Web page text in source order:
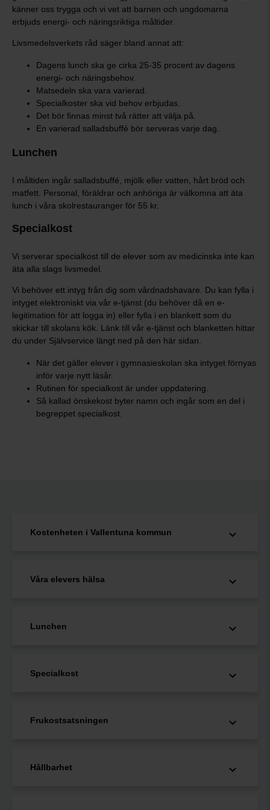
känner oss trygga och vi vet att barnen och ungdomarna
erbjuds energi- och näringsriktiga måltider.
Livsmedelsverkets råd säger bland annat att:
Dagens lunch ska ge cirka 25-35 procent av dagens
energi- och näringsbehov.
Matsedeln ska vara varierad.
Specialkoster ska vid behov erbjudas.
Det bör finnas minst två rätter att välja på.
En varierad salladsbuffé bör serveras varje dag.
Lunchen
I måltiden ingår salladsbuffé, mjölk eller vatten, hårt bröd och
matfett. Personal, föräldrar och anhöriga är välkomna att äta
lunch i våra skolrestauranger för 55 kr.
Specialkost
Vi serverar specialkost till de elever som av medicinska inte kan
äta alla slags livsmedel.
Vi behöver ett intyg från dig som vårdnadshavare. Du kan fylla i
intyget elektroniskt via vår e-tjänst (du behöver då en e-
legitimation för att logga in) eller fylla i en blankett som du
skickar till skolans kök. Länk till vår e-tjänst och blanketten hittar
du under Självservice längt ned på den här sidan.
När det gäller elever i gymnasieskolan ska intyget förnyas
inför varje nytt läsår.
Rutinen för specialkost är under uppdatering.
Så kallad önskekost byter namn och ingår som en del i
begreppet specialkost.
Kostenheten i Vallentuna kommun
Våra elevers hälsa
Lunchen
Specialkost
Frukostsatsningen
Hållbarhet